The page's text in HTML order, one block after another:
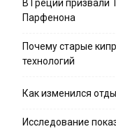
В Греции призвали
Парфенона
Почему старые
технологий
Как изменился
Исследование